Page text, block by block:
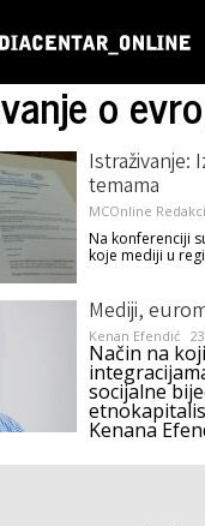
o
Istraživanje:
temama
MCOnline
Na konferenciji
koje mediji u
Mediji,
Kenan Efendić
Način na
socijalne
Kenana